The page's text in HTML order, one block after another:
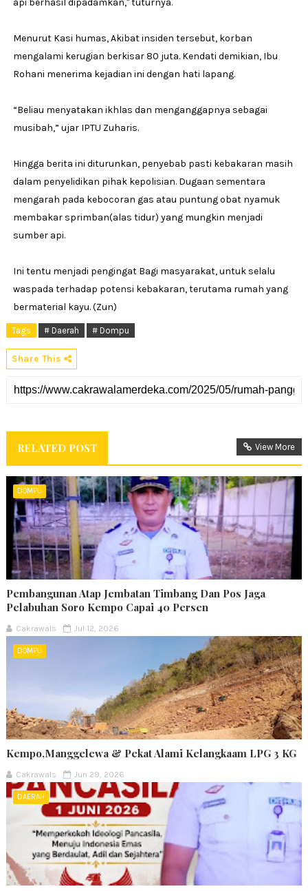
Menurut Kasi humas, Akibat insiden tersebut, korban
mengalami kerugian berkisar 80 juta. Kendati demikian, Ibu
Rohani menerima kejadian ini dengan hati lapang.
“Beliau menyatakan ikhlas dan menganggapnya sebagai
musibah,” ujar IPTU Zuharis.
Hingga berita ini diturunkan, penyebab pasti kebakaran masih
dalam penyelidikan pihak kepolisian. Dugaan sementara
mengarah pada kebocoran gas atau puntung obat nyamuk
membakar sprimban(alas tidur) yang mungkin menjadi
sumber api.
Ini tentu menjadi pengingat Bagi masyarakat, untuk selalu
waspada terhadap potensi kebakaran, terutama rumah yang
bermaterial kayu. (Zun)
Tags # Daerah # Dompu
Share This
RELATED POST View More
DOMPU
Pembangunan Atap Jembatan Timbang Dan Pos Jaga
Pelabuhan Soro Kempo Capai 40 Persen
Cakrawals Jul 12, 2026
DOMPU
Kempo,Manggelewa & Pekat Alami Kelangkaam LPG 3 KG
Cakrawals Jun 29, 2026
DAERAH